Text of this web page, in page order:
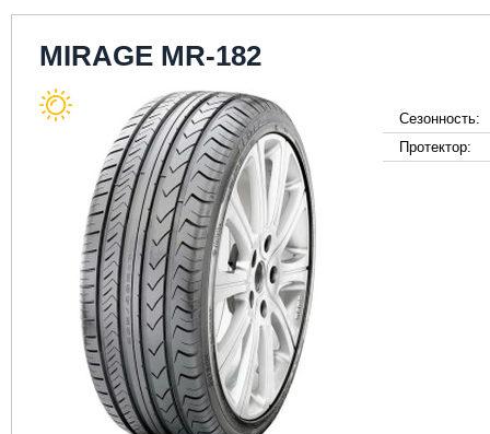
MIRAGE MR-182
Сезонность:
Протектор: